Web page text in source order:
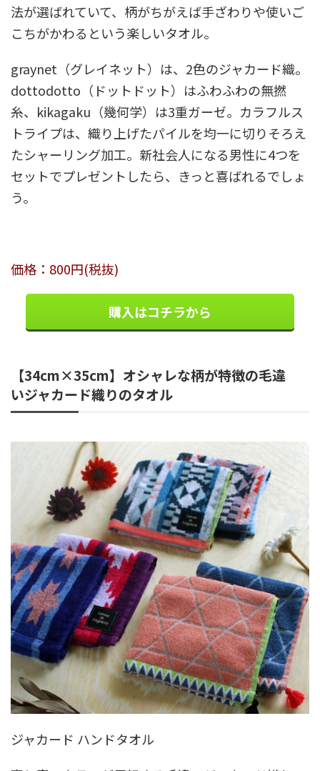
法が選ばれていて、柄がちがえば手ざわりや使いご
こちがかわるという楽しいタオル。
graynet（グレイネット）は、2色のジャカード織。
dottodotto（ドットドット）はふわふわの無撚
糸、kikagaku（幾何学）は3重ガーゼ。カラフルス
トライプは、織り上げたパイルを均一に切りそろえ
たシャーリング加工。新社会人になる男性に4つを
セットでプレゼントしたら、きっと喜ばれるでしょ
う。
価格：800円(税抜)
購入はコチラから
【34cm×35cm】オシャレな柄が特徴の毛違
いジャカード織りのタオル
ジャカード ハンドタオル